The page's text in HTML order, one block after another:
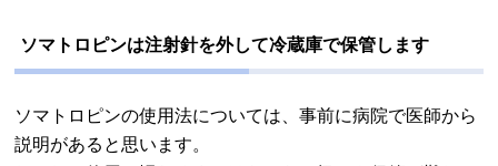
ソマトロピンは注射針を外して冷蔵庫で保管します
ソマトロピンの使用法については、事前に病院で医師から
説明があると思います。